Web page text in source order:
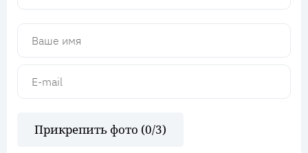
Прикрепить фото (0/3)